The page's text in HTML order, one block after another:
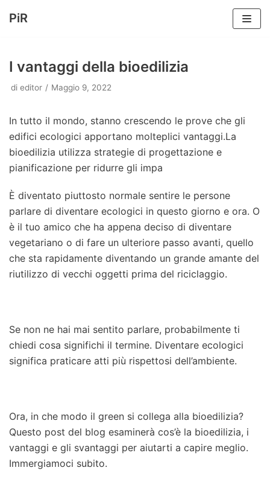
contenuto
PiR
I vantaggi della bioedilizia
di editor Maggio 9, 2022
In tutto il mondo, stanno crescendo le prove che gli
edifici ecologici apportano molteplici vantaggi.La
bioedilizia utilizza strategie di progettazione e
pianificazione per ridurre gli impa
È diventato piuttosto normale sentire le persone
parlare di diventare ecologici in questo giorno e ora. O
è il tuo amico che ha appena deciso di diventare
vegetariano o di fare un ulteriore passo avanti, quello
che sta rapidamente diventando un grande amante del
riutilizzo di vecchi oggetti prima del riciclaggio.
Se non ne hai mai sentito parlare, probabilmente ti
chiedi cosa significhi il termine. Diventare ecologici
significa praticare atti più rispettosi dell’ambiente.
Ora, in che modo il green si collega alla bioedilizia?
Questo post del blog esaminerà cos’è la bioedilizia, i
vantaggi e gli svantaggi per aiutarti a capire meglio.
Immergiamoci subito.